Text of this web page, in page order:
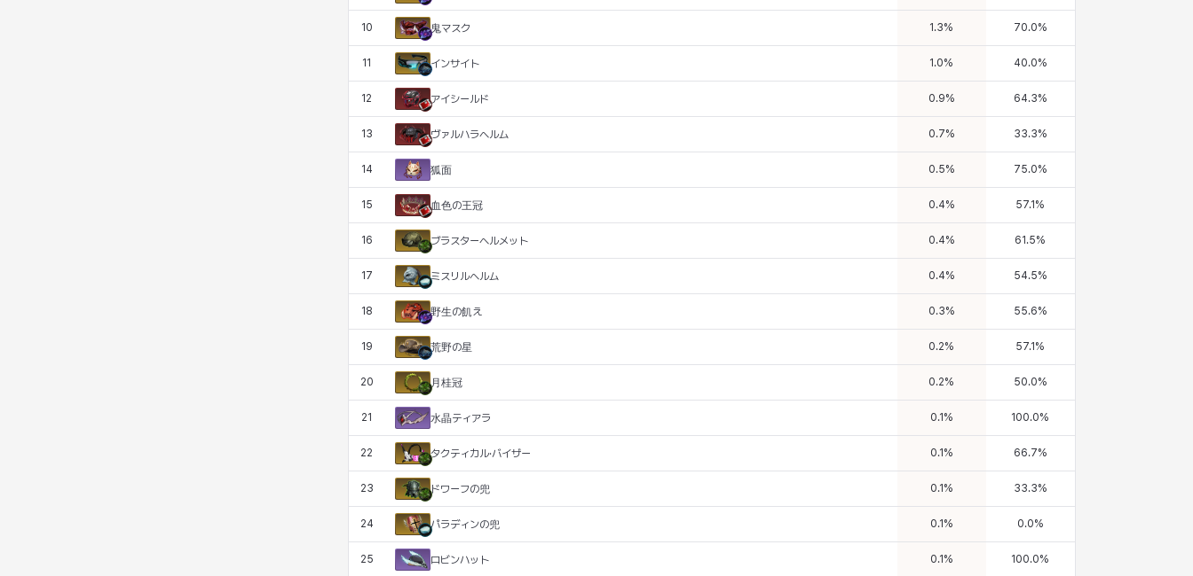
10 鬼マスク 1.3% 70.0%
11 インサイト 1.0% 40.0%
12 アイシールド 0.9% 64.3%
13 ヴァルハラヘルム 0.7% 33.3%
14 狐面 0.5% 75.0%
15 血色の王冠 0.4% 57.1 %
16 ブラスターヘルメット 0.4% 61.5%
17 ミスリルヘルム 0.4% 54.5%
18 野生の飢え 0.3% 55.6%
19 荒野の星 0.2% 57.1 %
20 月桂冠 0.2% 50.0%
21 水晶ティアラ 0.1 % 100.0%
22 タクティカル·バイザー 0.1 % 66.7%
23 ドワーフの兜 0.1 % 33.3%
24 パラディンの兜 0.1 % 0.0%
25 ロビンハット 0.1 % 100.0%